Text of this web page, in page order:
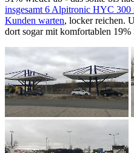
insgesamt 6 Alpitronic HYC 300
Kunden warten, locker reichen.
dort sogar mit komfortablen 19%